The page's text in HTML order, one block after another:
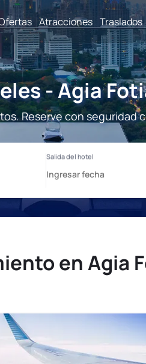
Atracciones Traslados
- Agia
Reserve con seguridad
en Agia